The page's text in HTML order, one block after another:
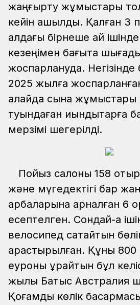
жаңғырту жұмыстары
кейін ашылды. Қалған 3
алдағы бірнеше ай
кезеңімен бағытқа
жоспарлануда. Негізінде
2025 жылға
алайда сынақ жұмыстары
туындаған қиындықтарға
мерзімі шегерілді.
Пойыз салоны 158
және мүгедектігі бар
арбаларына арналған 6
есептелген. Сондай-ақ
велосипед сақтайтын
қарастырылған. Құны
еуроны құрайтын бұл
жылы Батыс Австралия
Қоғамдық көлік